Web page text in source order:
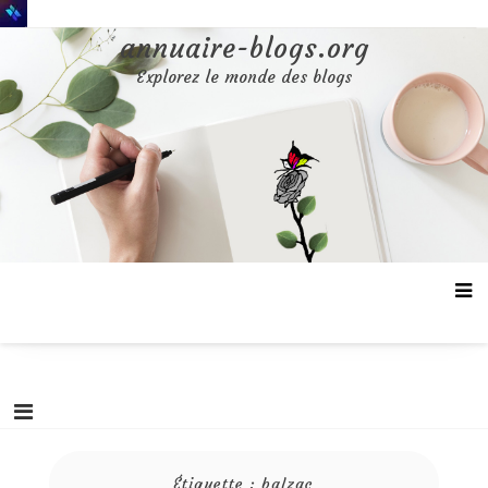
Aller
au
annuaire-blogs.org
Explorez le monde des blogs
Étiquette :balzac